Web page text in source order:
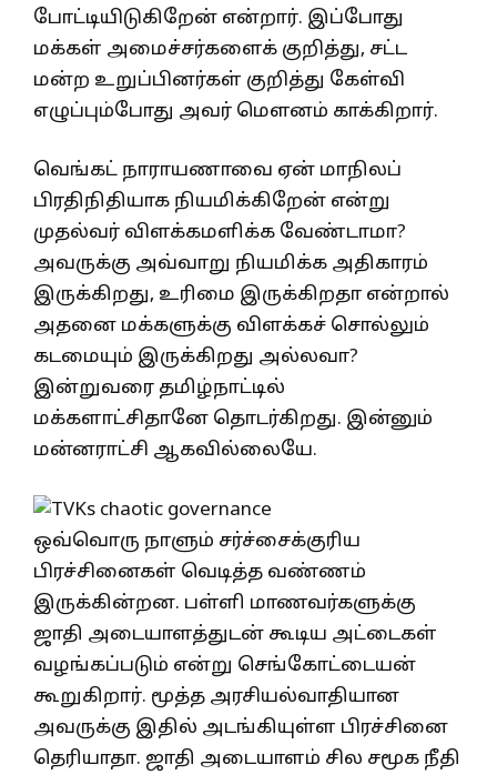
போட்டியிடுகிறேன் என்றார். இப்போது
மக்கள் அமைச்சர்களைக் குறித்து, சட்ட
மன்ற உறுப்பினர்கள் குறித்து கேள்வி
எழுப்பும்போது அவர் மெளனம் காக்கிறார்.
வெங்கட் நாராயணாவை ஏன் மாநிலப்
பிரதிநிதியாக நியமிக்கிறேன் என்று
முதல்வர் விளக்கமளிக்க வேண்டாமா?
அவருக்கு அவ்வாறு நியமிக்க அதிகாரம்
இருக்கிறது, உரிமை இருக்கிறதா என்றால்
அதனை மக்களுக்கு விளக்கச் சொல்லும்
கடமையும் இருக்கிறது அல்லவா?
இன்றுவரை தமிழ்நாட்டில்
மக்களாட்சிதானே தொடர்கிறது. இன்னும்
மன்னராட்சி ஆகவில்லையே.
ஒவ்வொரு நாளும் சர்ச்சைக்குரிய
பிரச்சினைகள் வெடித்த வண்ணம்
இருக்கின்றன. பள்ளி மாணவர்களுக்கு
ஜாதி அடையாளத்துடன் கூடிய அட்டைகள்
வழங்கப்படும் என்று செங்கோட்டையன்
கூறுகிறார். மூத்த அரசியல்வாதியான
அவருக்கு இதில் அடங்கியுள்ள பிரச்சினை
தெரியாதா. ஜாதி அடையாளம் சில சமூக நீதி